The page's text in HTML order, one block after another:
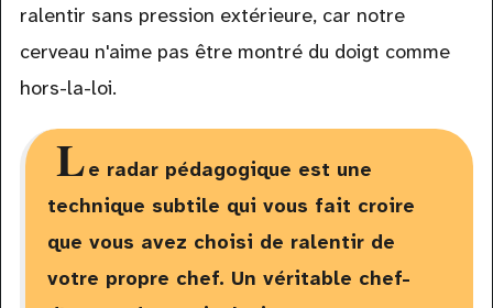
ralentir sans pression extérieure, car notre
cerveau n'aime pas être montré du doigt comme
hors-la-loi.
Le radar pédagogique est une
technique subtile qui vous fait croire
que vous avez choisi de ralentir de
votre propre chef. Un véritable chef-